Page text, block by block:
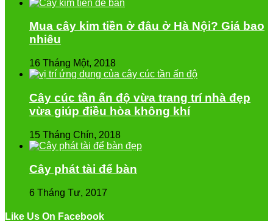
Mua cây kim tiền ở đâu ở Hà Nội? Giá bao
nhiêu
16 Tháng Một, 2018
Cây cúc tần ấn độ vừa trang trí nhà đẹp
vừa giúp điều hòa không khí
15 Tháng Chín, 2018
Cây phát tài để bàn
6 Tháng Tư, 2017
Like Us On Facebook